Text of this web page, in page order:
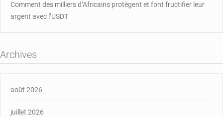
Comment des milliers d’Africains protègent et font fructifier leur
argent avec l’USDT
Archives
août 2026
juillet 2026